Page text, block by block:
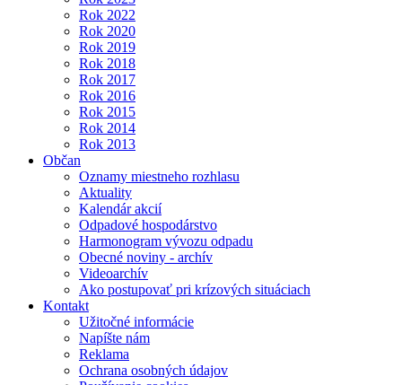
Rok 2022
Rok 2020
Rok 2019
Rok 2018
Rok 2017
Rok 2016
Rok 2015
Rok 2014
Rok 2013
Občan
Oznamy miestneho rozhlasu
Aktuality
Kalendár akcií
Odpadové hospodárstvo
Harmonogram vývozu odpadu
Obecné noviny - archív
Videoarchív
Ako postupovať pri krízových situáciach
Kontakt
Užitočné informácie
Napíšte nám
Reklama
Ochrana osobných údajov